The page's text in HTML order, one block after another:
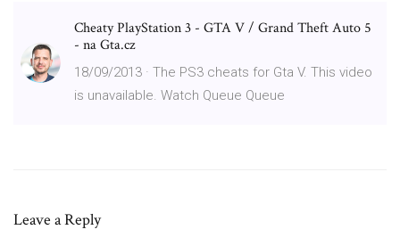
Cheaty PlayStation 3 - GTA V / Grand Theft Auto 5
- na Gta.cz
18/09/2013 · The PS3 cheats for Gta V. This video
is unavailable. Watch Queue Queue
Leave a Reply